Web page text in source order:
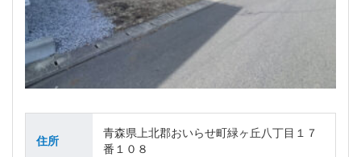
住所
青森県上北郡おいらせ町緑ヶ丘八丁目１７
番１０８